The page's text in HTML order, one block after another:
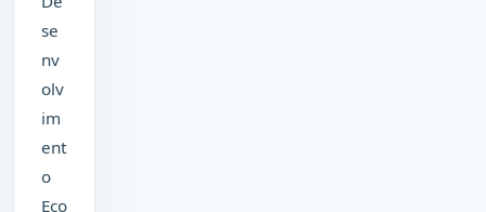
se
nv
olv
im
ent
o
Eco